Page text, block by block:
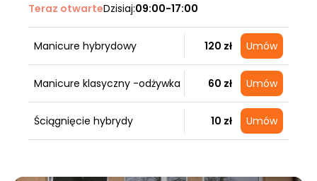
Teraz otwarteDzisiaj:09:00-17:00
Manicure hybrydowy 120 zł Umów
Manicure klasyczny -odżywka 60 zł Umów
Ściągnięcie hybrydy 10 zł Umów